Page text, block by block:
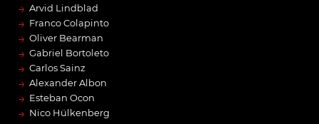
→ Arvid Lindblad
→ Franco Colapinto
→ Oliver Bearman
→ Gabriel Bortoleto
→ Carlos Sainz
→ Alexander Albon
→ Esteban Ocon
→ Nico Hülkenberg